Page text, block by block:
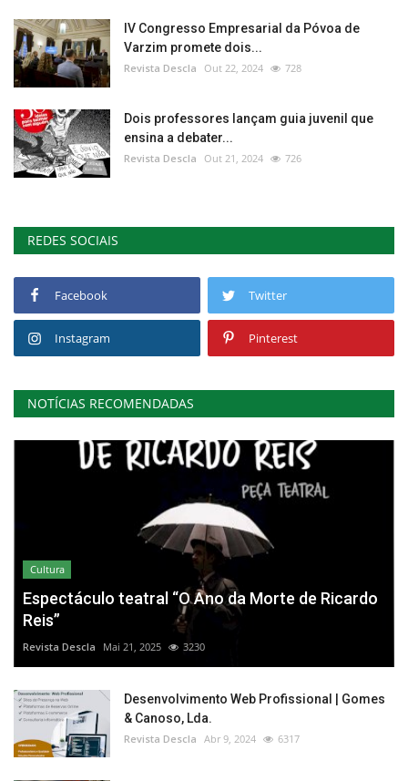
IV Congresso Empresarial da Póvoa de
Varzim promete dois...
Revista Descla Out 22, 2024 728
Dois professores lançam guia juvenil que
ensina a debater...
Revista Descla Out 21, 2024 726
REDES SOCIAIS
Facebook Twitter
Instagram Pinterest
NOTÍCIAS RECOMENDADAS
Cultura
Espectáculo teatral “O Ano da Morte de Ricardo
Reis”
Revista Descla Mai 21, 2025 3230
Desenvolvimento Web Profissional | Gomes
& Canoso, Lda.
Revista Descla Abr 9, 2024 6317